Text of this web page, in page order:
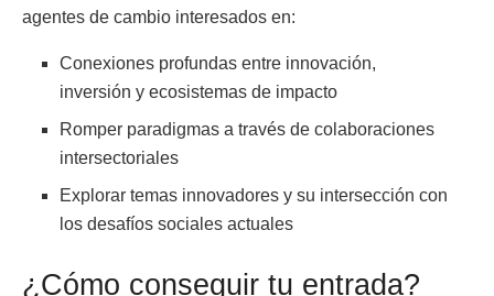
agentes de cambio interesados en:
Conexiones profundas entre innovación,
inversión y ecosistemas de impacto
Romper paradigmas a través de colaboraciones
intersectoriales
Explorar temas innovadores y su intersección con
los desafíos sociales actuales
¿Cómo conseguir tu entrada?